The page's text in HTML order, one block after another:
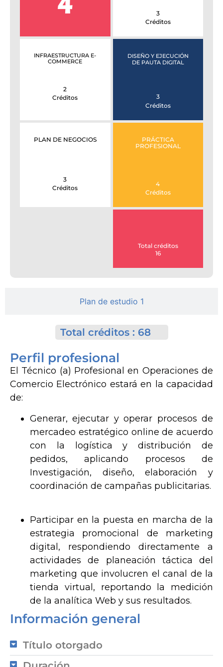
Plan de estudio 1
3
Créditos
INFRAESTRUCTURA E-
COMMERCE
2
Créditos
DISEÑO Y EJECUCIÓN
DE PAUTA DIGITAL
3
Créditos
PLAN DE NEGOCIOS
3
Créditos
PRÁCTICA
PROFESIONAL
4
Créditos
Total créditos
16
Total créditos : 68
Perfil profesional
El Técnico (a) Profesional en Operaciones de
Comercio Electrónico estará en la capacidad
de:
Generar, ejecutar y operar procesos de
mercadeo estratégico online de acuerdo
con la logística y distribución de
pedidos, aplicando procesos de
Investigación, diseño, elaboración y
coordinación de campañas publicitarias.
Participar en la puesta en marcha de la
estrategia promocional de marketing
digital, respondiendo directamente a
actividades de planeación táctica del
marketing que involucren el canal de la
tienda virtual, reportando la medición
de la analítica Web y sus resultados.
Información general
Título otorgado